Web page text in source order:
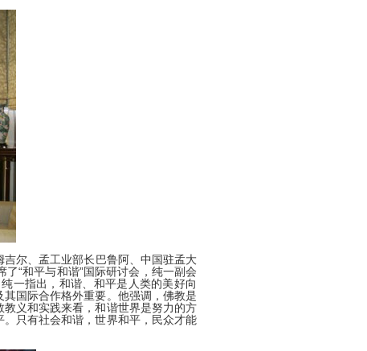
尔、孟工业部长巴鲁阿、中国驻孟大
“和平与和谐”国际研讨会，纯一副会
一指出， 和谐、和平是人类的美好向
国际合作格外重要。他强调，佛教是
义和实践来看，和谐世界是努力的方
只有社会和谐，世界和平，民众才能